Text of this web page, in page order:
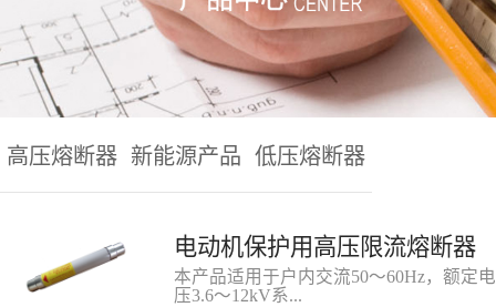
高压熔断器 新能源产品 低压熔断器
电动机保护用高压限流熔断器
本产品适用于户内交流50～60Hz，额定电
压3.6～12kV系...